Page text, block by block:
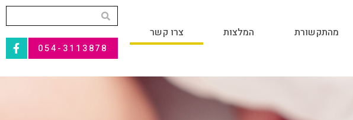
מהתקשורת המלצות צרו קשר
054-3113878